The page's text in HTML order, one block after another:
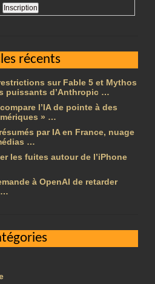
récents
sur Fable 5 et Mythos
puissants d’Anthropic …
l’IA de pointe à des
» …
par IA en France, nuage
…
les fuites autour de l’iPhone
à OpenAI de retarder
…